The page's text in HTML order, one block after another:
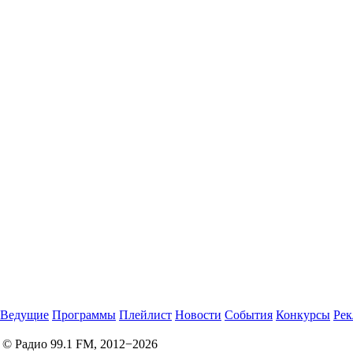
Ведущие Программы Плейлист Новости События Конкурсы
© Радио 99.1 FM, 2012−2026